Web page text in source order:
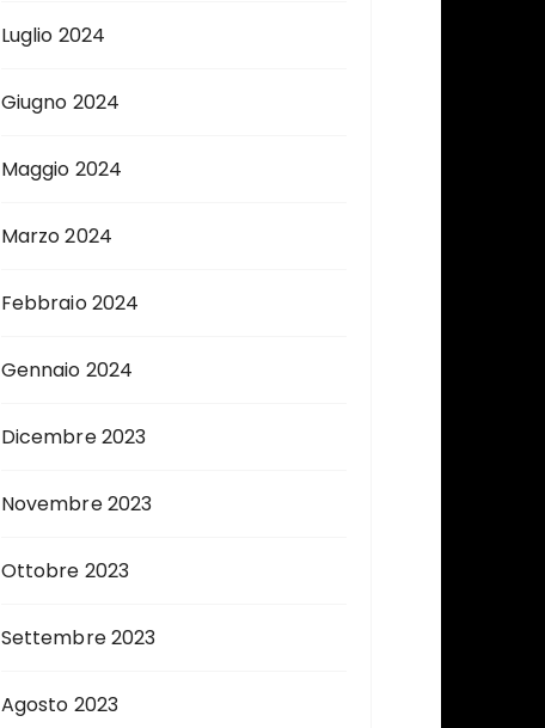
Luglio 2024
Giugno 2024
Maggio 2024
Marzo 2024
Febbraio 2024
Gennaio 2024
Dicembre 2023
Novembre 2023
Ottobre 2023
Settembre 2023
Agosto 2023